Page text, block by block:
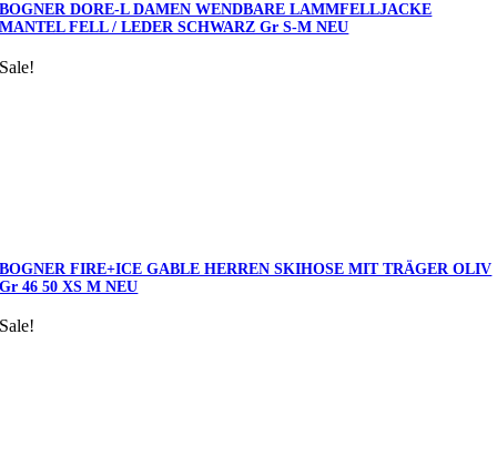
BOGNER DORE-L DAMEN WENDBARE LAMMFELLJACKE
MANTEL FELL / LEDER SCHWARZ Gr S-M NEU
Sale!
BOGNER FIRE+ICE GABLE HERREN SKIHOSE MIT TRÄGER OLIV
Gr 46 50 XS M NEU
Sale!